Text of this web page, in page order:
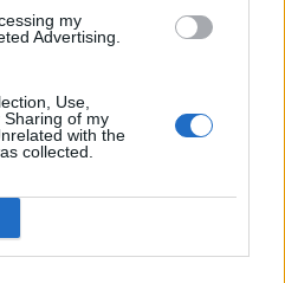
my
Advertising.
Use,
of my
with the
collected.
SD Edition,
da Indian Motorcycle nas
2026